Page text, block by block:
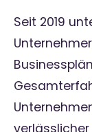
Seit 2019